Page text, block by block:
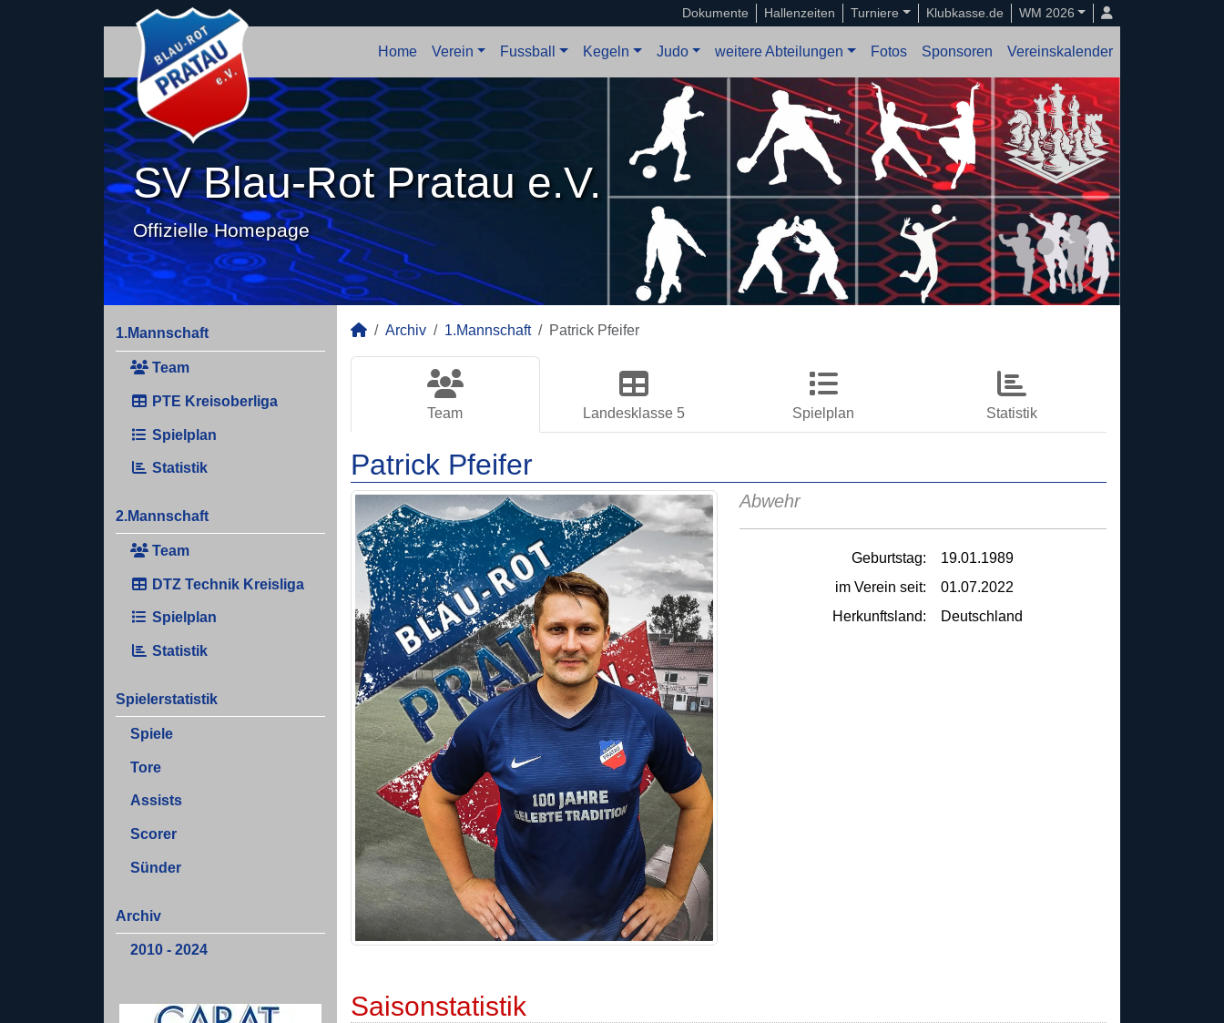
Dokumente Hallenzeiten Turniere Klubkasse.de WM 2026
Home Verein Fussball Kegeln Judo weitere Abteilungen Fotos Sponsoren Vereinskalender
SV Blau-Rot Pratau e.V.
Offizielle Homepage
1.Mannschaft
Team
PTE Kreisoberliga
Spielplan
Statistik
2.Mannschaft
Team
DTZ Technik Kreisliga
Spielplan
Statistik
Spielerstatistik
Spiele
Tore
Assists
Scorer
Sünder
Archiv
2010 - 2024
Archiv 1.Mannschaft Patrick Pfeifer
Team Landesklasse 5 Spielplan Statistik
Patrick Pfeifer
Abwehr
Geburtstag:
19.01.1989
im Verein seit:
01.07.2022
Herkunftsland:
Deutschland
Saisonstatistik